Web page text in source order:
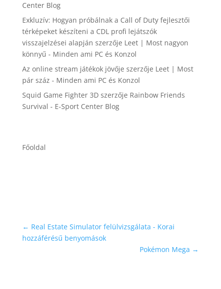
Center Blog
Exkluzív: Hogyan próbálnak a Call of Duty fejlesztői
térképeket készíteni a CDL profi lejátszók
visszajelzései alapján szerzője Leet | Most nagyon
könnyű - Minden ami PC és Konzol
Az online stream játékok jövője szerzője Leet | Most
pár száz - Minden ami PC és Konzol
Squid Game Fighter 3Dszerzője Rainbow Friends
Survival - E-Sport Center Blog
Főoldal
← Real Estate Simulator felülvizsgálata - Korai
hozzáférésű benyomások
Pokémon Mega →